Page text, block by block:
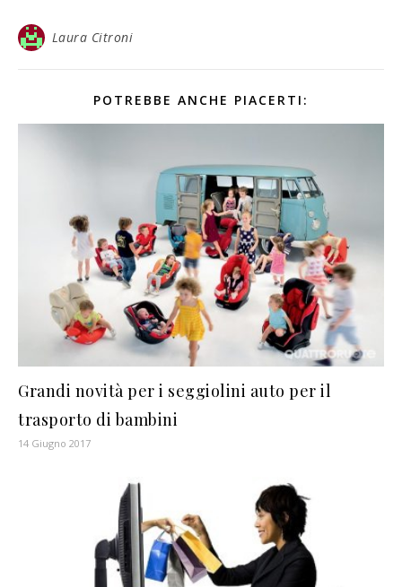
Laura Citroni
POTREBBE ANCHE PIACERTI:
Grandi novità per i seggiolini auto per il
trasporto di bambini
14 Giugno 2017